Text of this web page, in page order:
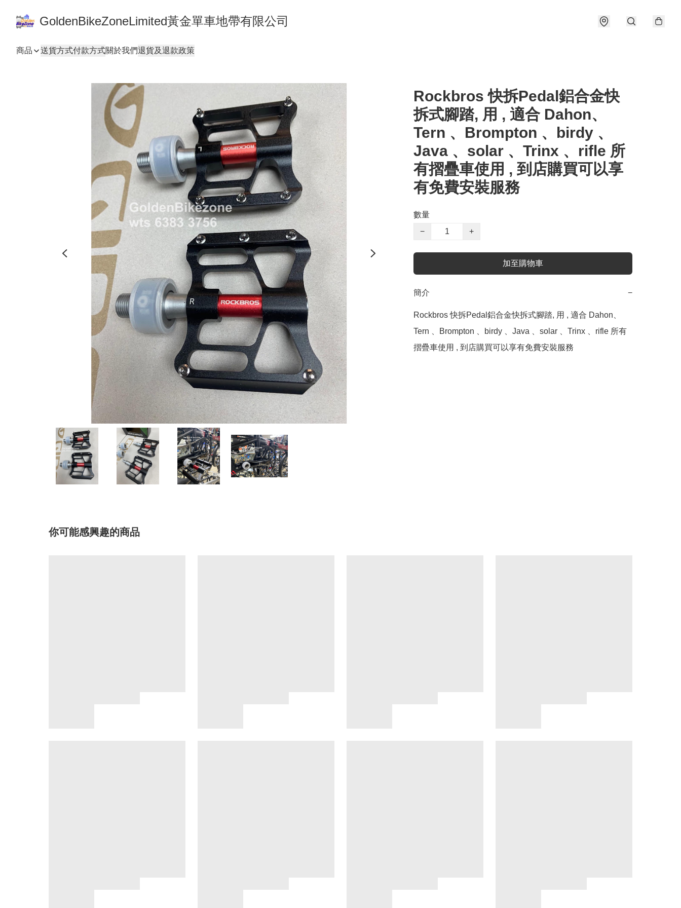
GoldenBikeZoneLimited黃金單車地帶有限公司
商品 送貨方式付款方式關於我們退貨及退款政策
Rockbros 快拆Pedal鋁合金快
拆式腳踏, 用 , 適合 Dahon、
Tern 、Brompton 、birdy 、
Java 、solar 、Trinx 、rifle 所
有摺疊車使用 , 到店購買可以享
有免費安裝服務
數量
−
+
加至購物車
簡介 −
Rockbros 快拆Pedal鋁合金快拆式腳踏, 用 , 適合 Dahon、
Tern 、Brompton 、birdy 、Java 、solar 、Trinx 、rifle 所有
摺疊車使用 , 到店購買可以享有免費安裝服務
你可能感興趣的商品